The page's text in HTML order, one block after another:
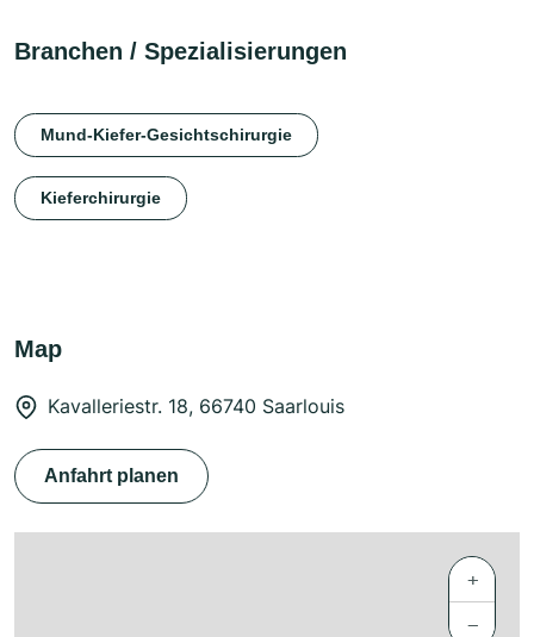
Branchen / Spezialisierungen
Mund-Kiefer-Gesichtschirurgie
Kieferchirurgie
Map
Kavalleriestr. 18, 66740 Saarlouis
Anfahrt planen
+
−